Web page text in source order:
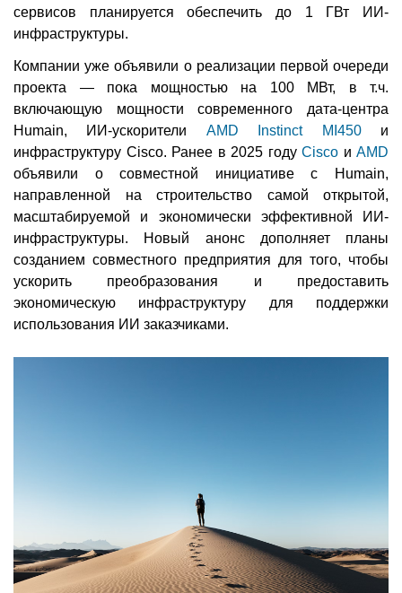
сервисов планируется обеспечить до 1 ГВт ИИ-
инфраструктуры.
Компании уже объявили о реализации первой очереди
проекта — пока мощностью на 100 МВт, в т.ч.
включающую мощности современного дата-центра
Humain, ИИ-ускорители AMD Instinct MI450и
инфраструктуру Cisco. Ранее в 2025 году Cisco и AMD
объявили о совместной инициативе с Humain,
направленной на строительство самой открытой,
масштабируемой и экономически эффективной ИИ-
инфраструктуры. Новый анонс дополняет планы
созданием совместного предприятия для того, чтобы
ускорить преобразования и предоставить
экономическую инфраструктуру для поддержки
использования ИИ заказчиками.